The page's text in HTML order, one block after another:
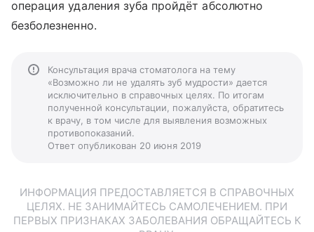
операция удаления зуба пройдёт абсолютно
безболезненно.
Консультация врача стоматолога на тему
«Возможно ли не удалять зуб мудрости» дается
исключительно в справочных целях. По итогам
полученной консультации, пожалуйста, обратитесь
к врачу, в том числе для выявления возможных
противопоказаний.
Ответ опубликован 20 июня 2019
ИНФОРМАЦИЯ ПРЕДОСТАВЛЯЕТСЯ В СПРАВОЧНЫХ
ЦЕЛЯХ. НЕ ЗАНИМАЙТЕСЬ САМОЛЕЧЕНИЕМ. ПРИ
ПЕРВЫХ ПРИЗНАКАХ ЗАБОЛЕВАНИЯ ОБРАЩАЙТЕСЬ К